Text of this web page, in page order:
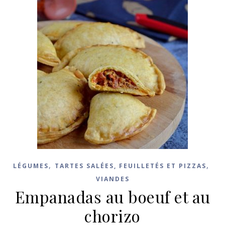
LÉGUMES, TARTES SALÉES, FEUILLETÉS ET PIZZAS,
VIANDES
Empanadas au boeuf et au
chorizo